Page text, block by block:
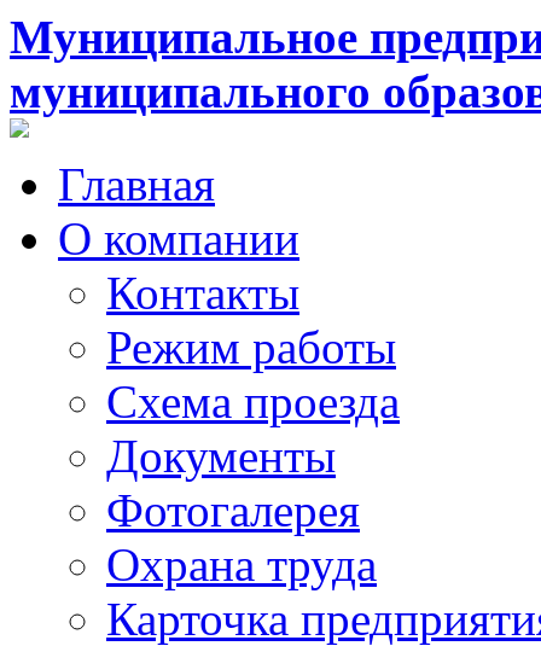
Муниципальное
муниципального
Главная
О компании
Контакты
Режим работы
Схема проезда
Документы
Фотогалерея
Охрана труда
Карточка